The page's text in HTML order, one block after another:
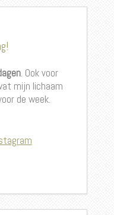
. Ook voor
mijn lichaam
de week.